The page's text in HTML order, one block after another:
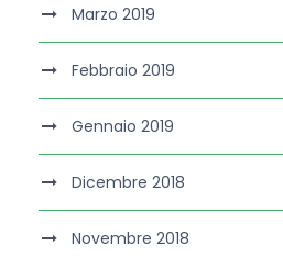
Marzo 2019
Febbraio 2019
Gennaio 2019
Dicembre 2018
Novembre 2018